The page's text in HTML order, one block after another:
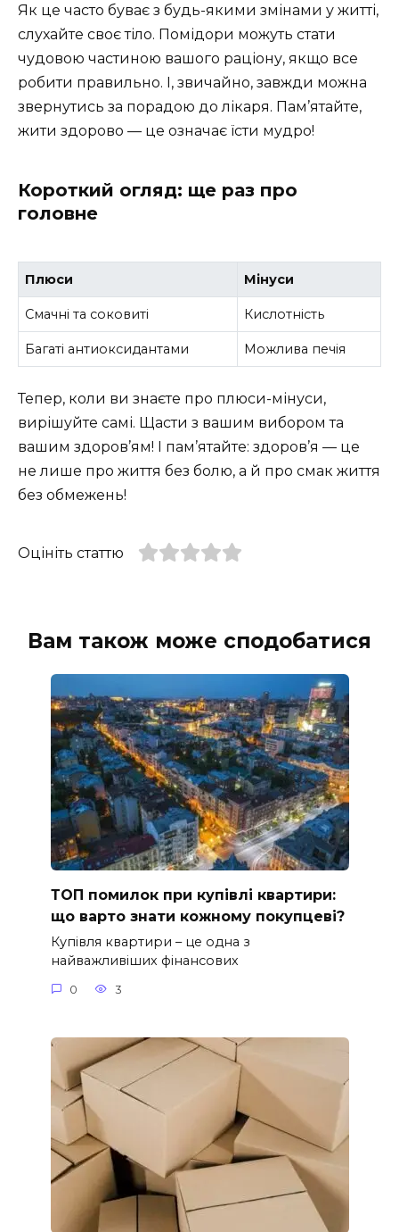
Як це часто буває з будь-якими змінами у житті,
слухайте своє тіло. Помідори можуть стати
чудовою частиною вашого раціону, якщо все
робити правильно. І, звичайно, завжди можна
звернутись за порадою до лікаря. Пам’ятайте,
жити здорово — це означає їсти мудро!
Короткий огляд: ще раз про
головне
Плюси Мінуси
Смачні та соковиті Кислотність
Багаті антиоксидантами Можлива печія
Тепер, коли ви знаєте про плюси-мінуси,
вирішуйте самі. Щасти з вашим вибором та
вашим здоров’ям! І пам’ятайте: здоров’я — це
не лише про життя без болю, а й про смак життя
без обмежень!
Оцініть статтю
Вам також може сподобатися
ТОП помилок при купівлі квартири:
що варто знати кожному покупцеві?
Купівля квартири – це одна з
найважливіших фінансових
0 3